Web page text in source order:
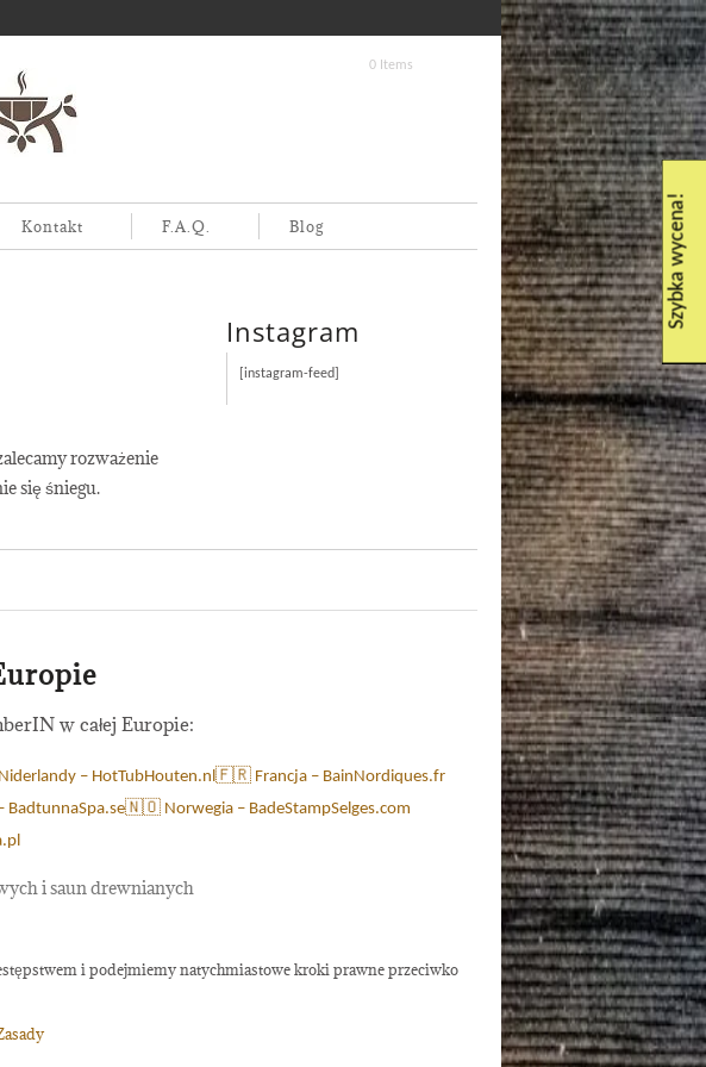
0 Items
Kontakt F.A.Q. Blog
rozważenie
się śniegu.
Instagram
[instagram-feed]
w całej Europie:
– HotTubHouten.nl 🇫🇷 Francja – BainNordiques.fr
🇳🇴 Norwegia – BadeStampSelges.com
i saun drewnianych
i podejmiemy natychmiastowe kroki prawne przeciwko
Szybka wycena!